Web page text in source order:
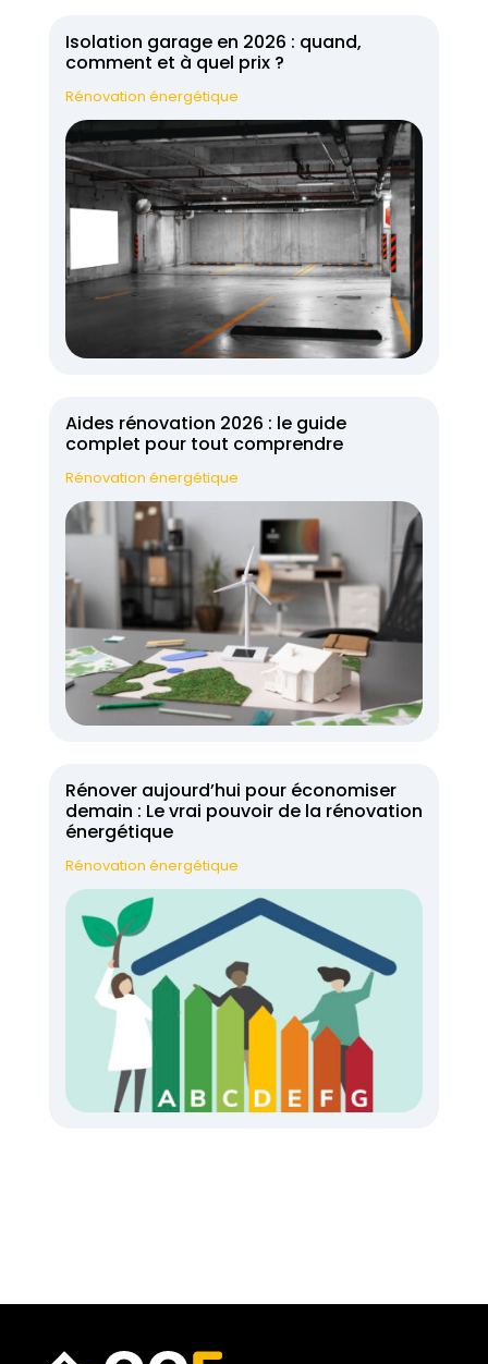
Isolation garage en 2026 : quand,
comment et à quel prix ?
Rénovation énergétique
Aides rénovation 2026 : le guide
complet pour tout comprendre
Rénovation énergétique
Rénover aujourd’hui pour économiser
demain : Le vrai pouvoir de la rénovation
énergétique
Rénovation énergétique